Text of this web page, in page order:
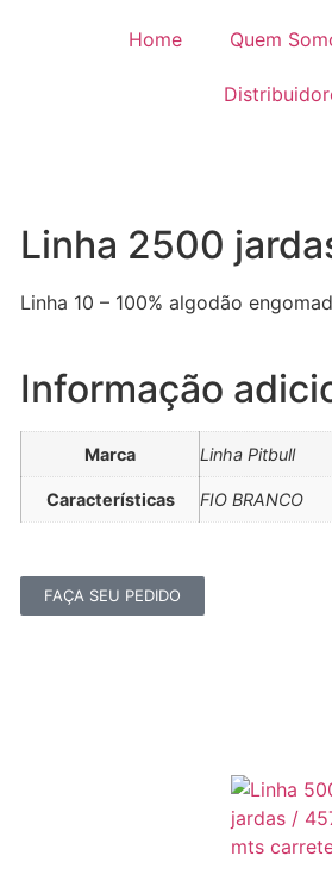
Home Quem
Linha 2500
Linha 10 – 100% algodão
Informação
Marca Linha Pitbull
Características FIO BRANCO
FAÇA SEU PEDIDO